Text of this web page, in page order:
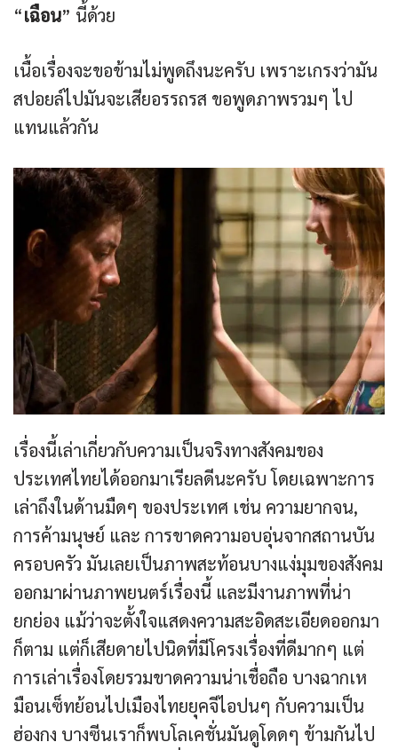
“เฉือน” นี้ด้วย
เนื้อเรื่องจะขอข้ามไม่พูดถึงนะครับ เพราะเกรงว่ามัน
สปอยล์ไปมันจะเสียอรรถรส ขอพูดภาพรวมๆ ไป
แทนแล้วกัน
เรื่องนี้เล่าเกี่ยวกับความเป็นจริงทางสังคมของ
ประเทศไทยได้ออกมาเรียลดีนะครับ โดยเฉพาะการ
เล่าถึงในด้านมืดๆ ของประเทศ เช่น ความยากจน,
การค้ามนุษย์ และ การขาดความอบอุ่นจากสถานบัน
ครอบครัว มันเลยเป็นภาพสะท้อนบางแง่มุมของสังคม
ออกมาผ่านภาพยนตร์เรื่องนี้ และมีงานภาพที่น่า
ยกย่อง แม้ว่าจะตั้งใจแสดงความสะอิดสะเอียดออกมา
ก็ตาม แต่ก็เสียดายไปนิดที่มีโครงเรื่องที่ดีมากๆ แต่
การเล่าเรื่องโดยรวมขาดความน่าเชื่อถือ บางฉากเห
มือนเซ็ทย้อนไปเมืองไทยยุคจีไอปนๆ กับความเป็น
ฮ่องกง บางซีนเราก็พบโลเคชั่นมันดูโดดๆ ข้ามกันไป